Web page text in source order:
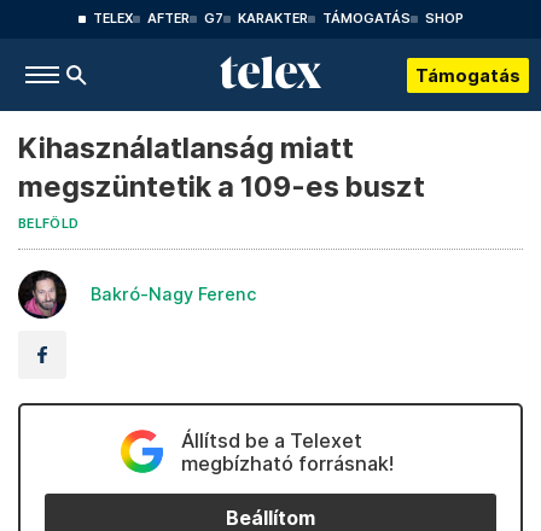
TELEX AFTER G7 KARAKTER TÁMOGATÁS SHOP
Támogatás
Kihasználatlanság miatt
megszüntetik a 109-es buszt
BELFÖLD
Bakró-Nagy Ferenc
Állítsd be a Telexet
megbízható forrásnak!
Beállítom